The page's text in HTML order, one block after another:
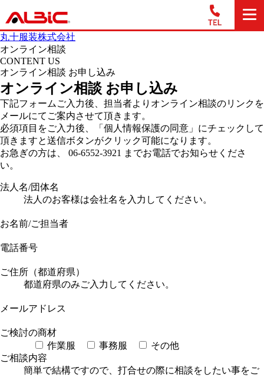
丸十服装株式会社
オンライン相談
CONTENT US
オンライン相談 お申し込み
オンライン相談 お申し込み
下記フォームご入力後、担当者よりオンライン相談のリンクを
メールにてご案内させて頂きます。
必須項目をご入力後、「個人情報保護の同意」にチェックして
頂きますと送信ボタンがクリック可能になります。
お急ぎの方は、 06-6552-3921 までお電話でお知らせくださ
い。
法人名/団体名
法人のお客様は会社名を入力してください。
お名前/ご担当者
電話番号
ご住所（都道府県）
都道府県のみご入力してください。
メールアドレス
ご検討の商材
作業服
事務服
その他
ご相談内容
簡単で結構ですので、打合せの際に相談をしたい事をご